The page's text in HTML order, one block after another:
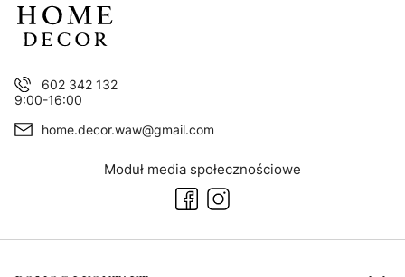
602 342 132
9:00-16:00
home.decor.waw@gmail.com
Moduł media społecznościowe